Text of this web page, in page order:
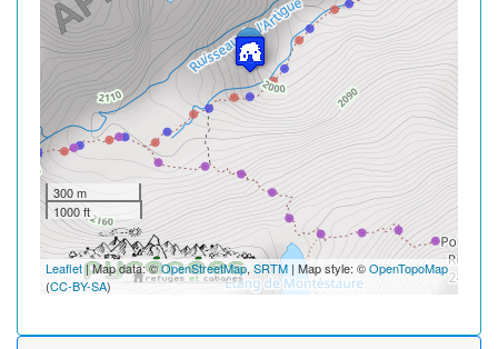
300 m
1000 ft
Leaflet| Map data: ©OpenStreetMap, SRTM | Map style: ©OpenTopoMap
(CC-BY-SA)